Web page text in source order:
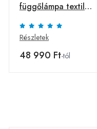
függőlámpa textil
búrával Noemi –
LAMKUR
Részletek
48 990 Ft-tól